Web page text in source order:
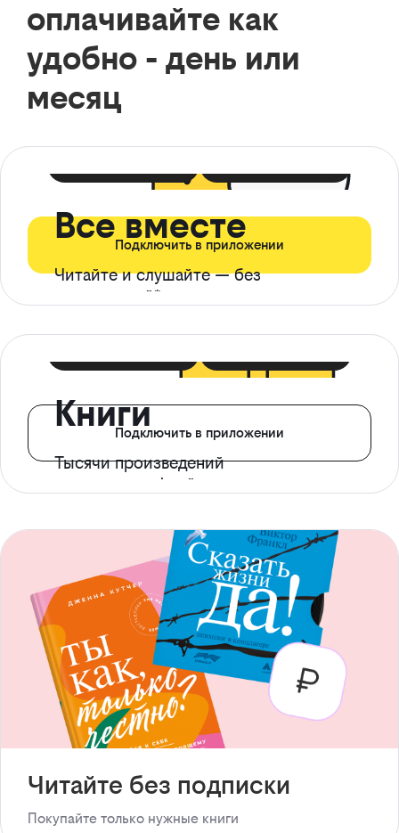
оплачивайте как
удобно - день или
месяц
Все вместе
Читайте и слушайте — без
ограничений*
Подключить в приложении
Книги
Тысячи произведений
с доступом офлайн
Подключить в приложении
Читайте без подписки
Покупайте только нужные книги